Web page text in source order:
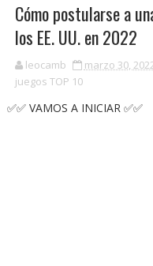
Cómo postularse a
los EE. UU. en 2022
leocamb marzo 30,
juegos TOP 10
✅✅ VAMOS A INICIAR ✅✅